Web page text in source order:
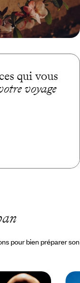
qui vous
voyage
pour bien préparer son